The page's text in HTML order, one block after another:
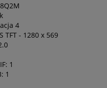
4
TFT - 1280 x 569
1
1